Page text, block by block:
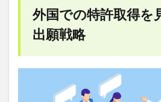
外国での特許取得を
出願戦略